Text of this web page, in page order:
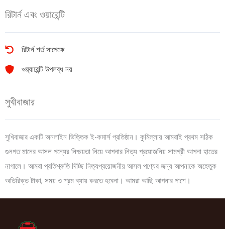
রিটার্ন এবং ওয়ারেন্টি
রিটার্ন শর্ত সাপেক্ষে
ওয়্যারেন্টি উপলব্ধ নয়
সুখীবাজার
সুখিবাজার একটি অনলাইন ভিত্তিক ই-কমার্স প্রতিষ্ঠান। কুমিল্লায় আমরাই প্রথম সঠিক
গুনগত মানের আসল পন্যের নিশ্চয়তা নিয়ে আপনার নিত্য প্রয়োজনিয় সামগ্রী আপনা হাতের
নাগালে। আমরা প্রতিশ্রুতি দিচ্ছি নিত্যপ্রয়োজনীয় আসল পণ্যের জন্য আপনাকে অহেতুক
অতিরিক্ত টাকা, সময় ও শ্রম ব্যায় করতে হবেনা। আমরা আছি আপনার পাশে।